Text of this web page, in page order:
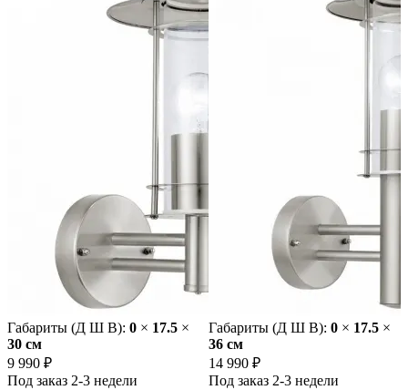
Габариты (Д Ш В): 0 × 17.5 ×
30 cм
9 990 ₽
Под заказ 2-3 недели
Габариты (Д Ш В): 0 × 17.5 ×
36 cм
14 990 ₽
Под заказ 2-3 недели